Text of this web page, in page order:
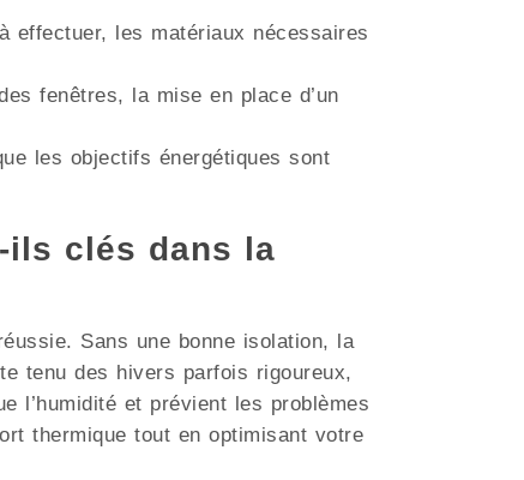
effectuer, les matériaux nécessaires
fenêtres, la mise en place d’un
les objectifs énergétiques sont
ils clés dans la
Sans une bonne isolation, la
tenu des hivers parfois rigoureux,
l’humidité et prévient les problèmes
thermique tout en optimisant votre